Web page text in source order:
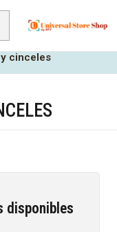
ZONA CENTRO
cinceles
disponibles